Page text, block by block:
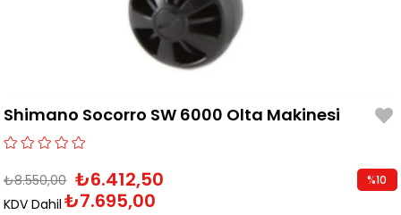
Shimano Socorro SW 6000 Olta Makinesi
₺8.550,00 ₺6.412,50
KDV Dahil ₺7.695,00
%10